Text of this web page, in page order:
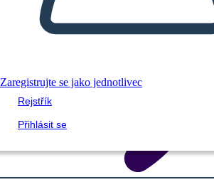
Zaregistrujte se jako jednotlivec
Rejstřík
Přihlásit se